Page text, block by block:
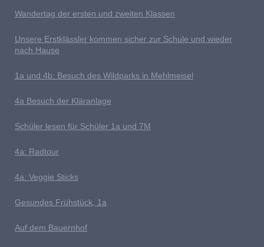
Wandertag der ersten und zweiten Klassen
Unsere Erstklässler kommen sicher zur Schule und wieder
nach Hause
1a und 4b: Besuch des Wildparks in Mehlmeisel
4a Besuch der Kläranlage
Schüler lesen für Schüler 1a und 7M
4a: Radtour
4a: Veggie Sticks
Gesundes Frühstück, 1a
Auf dem Bauernhof